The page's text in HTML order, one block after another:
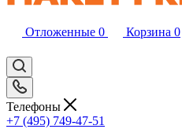
Отложенные 0 Корзина 0
Телефоны
+7 (495) 749-47-51